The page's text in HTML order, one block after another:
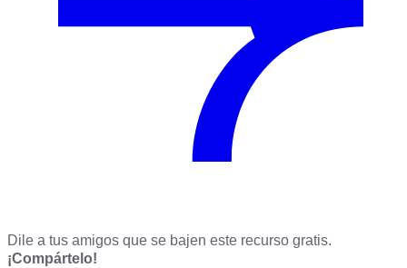
Dile a tus amigos que se bajen este recurso gratis.
¡Compártelo!